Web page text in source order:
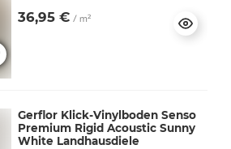
36,95 € / m²
Gerflor Klick-Vinylboden Senso
Premium Rigid Acoustic Sunny
White Landhausdiele